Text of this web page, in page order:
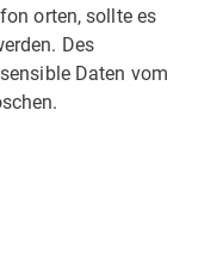
orten, sollte es
Des
Daten vom